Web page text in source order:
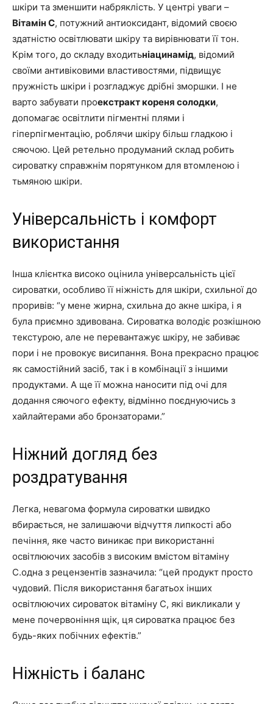
шкіри та зменшити набряклість. У центрі уваги –
Вітамін C, потужний антиоксидант, відомий своєю
здатністю освітлювати шкіру та вирівнювати її тон.
Крім того, до складу входитьніацинамід, відомий
своїми антивіковими властивостями, підвищує
пружність шкіри і розгладжує дрібні зморшки. І не
варто забувати проекстракт кореня солодки,
допомагає освітлити пігментні плями і
гіперпігментацію, роблячи шкіру більш гладкою і
сяючою. Цей ретельно продуманий склад робить
сироватку справжнім порятунком для втомленою і
тьмяною шкіри.
Універсальність і комфорт
використання
Інша клієнтка високо оцінила універсальність цієї
сироватки, особливо її ніжність для шкіри, схильної до
проривів: “у мене жирна, схильна до акне шкіра, і я
була приємно здивована. Сироватка володіє розкішною
текстурою, але не перевантажує шкіру, не забиває
пори і не провокує висипання. Вона прекрасно працює
як самостійний засіб, так і в комбінації з іншими
продуктами. А ще її можна наносити під очі для
додання сяючого ефекту, відмінно поєднуючись з
хайлайтерами або бронзаторами.”
Ніжний догляд без
роздратування
Легка, невагома формула сироватки швидко
вбирається, не залишаючи відчуття липкості або
печіння, яке часто виникає при використанні
освітлюючих засобів з високим вмістом вітаміну
С.одна з рецензентів зазначила: “цей продукт просто
чудовий. Після використання багатьох інших
освітлюючих сироваток вітаміну C, які викликали у
мене почервоніння щік, ця сироватка працює без
будь-яких побічних ефектів.”
Ніжність і баланс